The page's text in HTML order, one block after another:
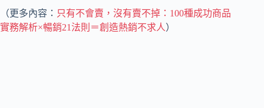
（更多內容： 只有不會賣，沒有賣不掉：100種成功商品
實務解析×暢銷21法則＝創造熱銷不求人）